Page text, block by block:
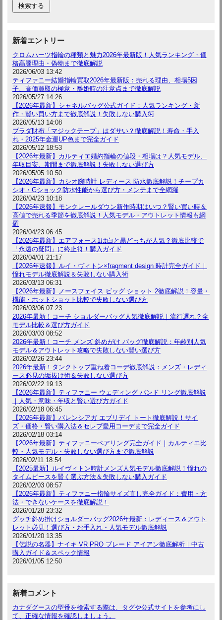
新着エントリー
クロムハーツ指輪の種類と魅力2026年最新版！人気ランキング・価
格高騰理由・偽物まで徹底解説
2026/06/03 13:42
ティファニー結婚指輪買取2026年最新版：売れる理由、相場5因
子、高価買取の極意・離婚時の注意点まで徹底解説
2026/05/27 14:26
【2026年最新】シャネルバッグ公式ガイド：人気ランキング・新
作・賢い買い方まで徹底解説！失敗しない購入術
2026/05/13 14:08
プラダ財布「マジックテープ」はダサい？徹底解説！寿命・手入
れ・2025年金運UP色まで完全ガイド
2026/05/12 18:53
【2026年最新】カルティエ婚約指輪の値段・相場は？人気モデル、
年収目安、期間まで徹底解説！失敗しない選び方
2026/05/05 10:50
【2026年最新】カシオ腕時計 レディース 防水徹底解説！チープカ
シオ・Gショック防水性能から選び方・メンテまで全網羅
2026/04/23 10:18
【2026年速報】モンクレールダウン新作時期はいつ？賢い買い時＆
高値で売れる季節を徹底解説！人気モデル・アウトレット情報も網
羅
2026/04/23 06:45
【2026年最新】エアフォース1は白と黒どっちが人気？徹底比較で
「永遠の疑問」に終止符！購入ガイド
2026/04/01 21:17
【2026年速報】ルイ・ヴィトン×fragment design 時計完全ガイド｜
憧れモデル徹底解説＆失敗しない購入術
2026/03/13 06:31
【2026年最新】ノースフェイス ビッグ ショット 2徹底解説！容量・
機能・ホットショット比較で失敗しない選び方
2026/03/06 07:23
2026年最新！コーチ ショルダーバッグ人気徹底解説｜流行遅れ？全
モデル比較＆選び方ガイド
2026/03/03 08:52
2026年最新！コーチ メンズ 斜めがけ バッグ徹底解説：年齢別人気
モデル＆アウトレット攻略で失敗しない賢い選び方
2026/02/26 23:44
2026年最新！タンクトップ重ね着コーデ徹底解説：メンズ・レディ
ース必見の垢抜け術＆失敗しない選び方
2026/02/22 19:13
【2026年最新】ティファニー ウェディング バンド リング徹底解説
｜人気・意味・年収と賢い選び方ガイド
2026/02/18 06:45
【2026年最新】バレンシアガ エブリデイ トート徹底解説！サイ
ズ・価格・賢い購入法＆セレブ愛用コーデまで完全ガイド
2026/02/18 03:14
【2026年最新】ティファニーペアリング完全ガイド｜カルティエ比
較・人気モデル・失敗しない選び方まで徹底解説
2026/02/11 18:54
【2025最新】ルイヴィトン時計メンズ人気モデル徹底解説！憧れの
タイムピースを賢く選ぶ方法＆失敗しない購入ガイド
2026/02/03 08:57
【2026年最新】ティファニー指輪サイズ直し完全ガイド：費用・方
法・できないケースを徹底解説！
2026/01/28 23:32
グッチ斜め掛けショルダーバッグ2026年最新：レディース＆アウト
レット必見！選び方・お手入れ・人気モデル徹底解説
2026/01/20 13:35
【伝説の名器】ナイキ VR PRO ブレード アイアン徹底解析｜中古
購入ガイド＆スペック情報
2026/01/05 12:50
新着コメント
カナダグースの型番を検索する際は、タグや公式サイトを参考にし
て、正確な情報を確認しましょう。